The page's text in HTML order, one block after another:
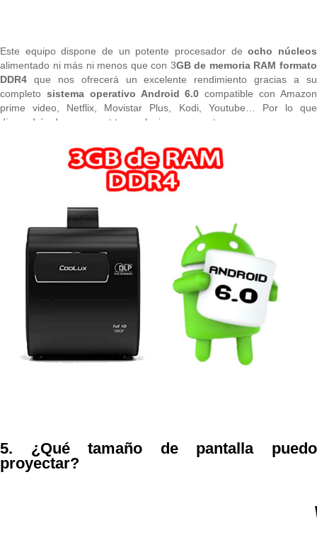
Este equipo dispone de un potente procesador deocho núcleos
alimentado ni más ni menos que con 3GB de memoria RAM formato
DDR4 que nos ofrecerá un excelente rendimiento gracias a su
completo sistema operativo Android 6.0 compatible con Amazon
prime video, Netflix, Movistar Plus, Kodi, Youtube… Por lo que
dispondrás de una smart tv en el mismo proyector.
5. ¿Qué tamaño de pantalla puedo
proyectar?